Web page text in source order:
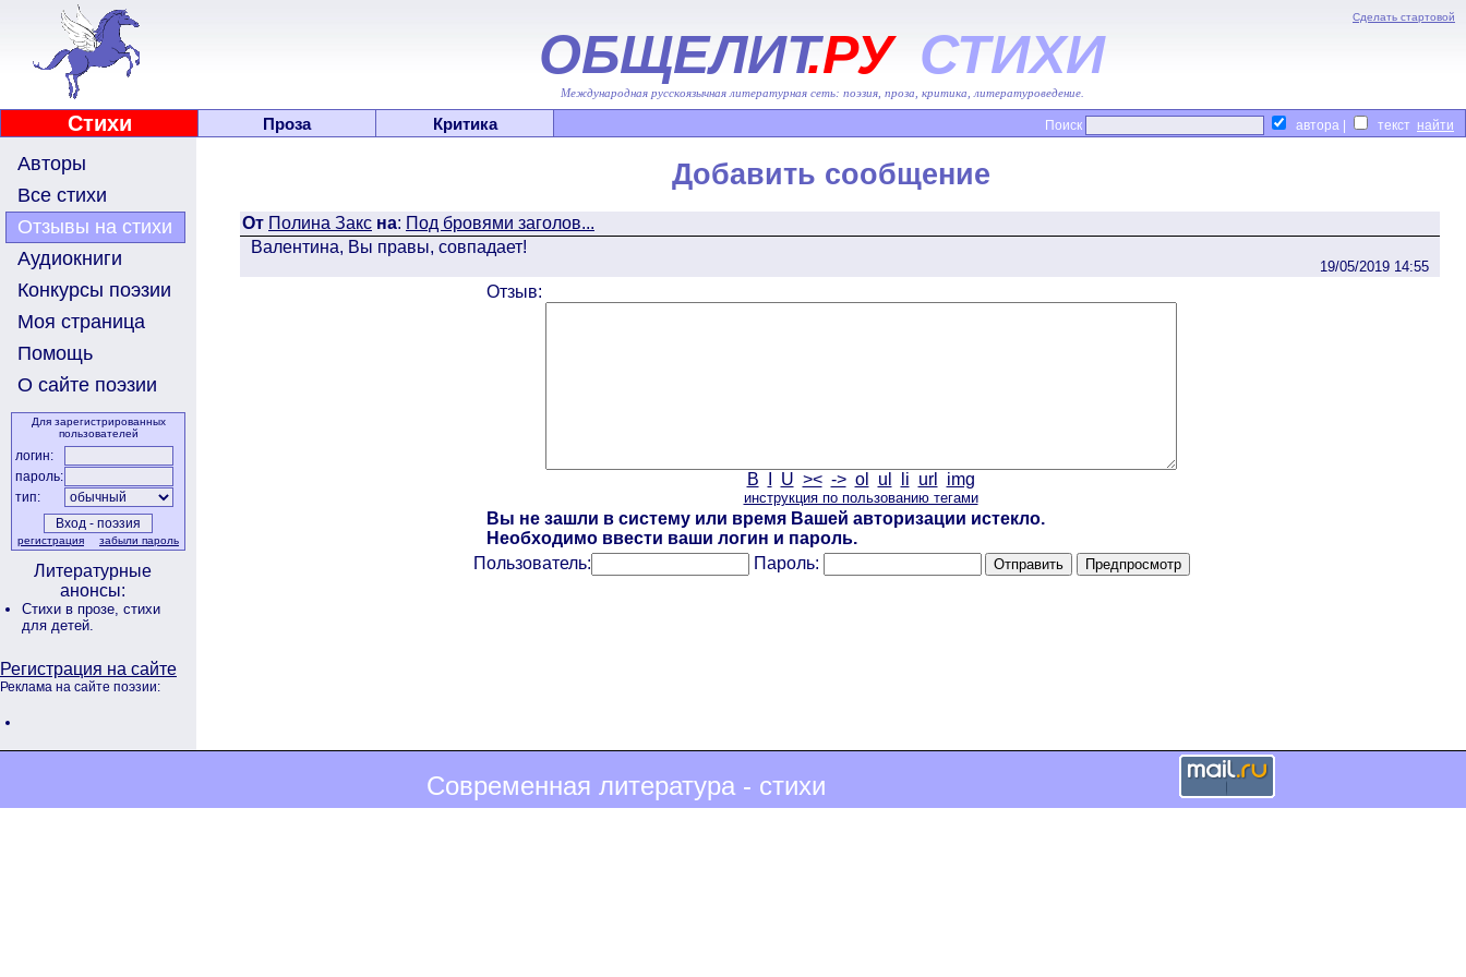
Сделать стартовой
ОБЩЕЛИТ.РУ СТИХИ
Международная русскоязычная литературная сеть: поэзия, проза, критика, литературоведение.
Стихи Проза Критика Поиск автора | текст
Авторы
Все стихи
Отзывы на стихи
Аудиокниги
Конкурсы поэзии
Моя страница
Помощь
О сайте поэзии
Для зарегистрированных
пользователей
логин:
пароль:
тип:
регистрация забыли пароль
Литературные
анонсы:
Стихи в прозе, стихи
для детей.
Регистрация на сайте
Реклама на сайте поэзии:
Добавить сообщение
От Полина Закс на: Под бровями заголов...
Валентина, Вы правы, совпадает!
19/05/2019 14:55
Отзыв:
B U >< -> ol ul li url img
инструкция по пользованию тегами
Вы не зашли в систему или время Вашей авторизации истекло.
Необходимо ввести ваши логин и пароль.
Пользователь:
Пароль:
Современная литература - стихи